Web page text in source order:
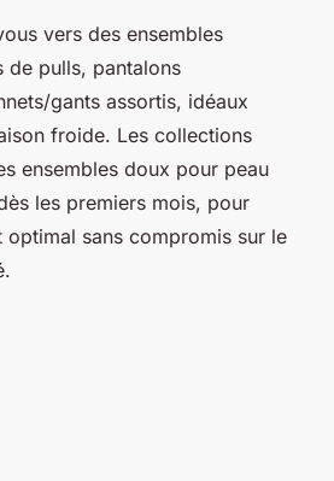
vers des ensembles
de pulls, pantalons
gants assortis, idéaux
froide. Les collections
ensembles doux pour peau
les premiers mois, pour
sans compromis sur le